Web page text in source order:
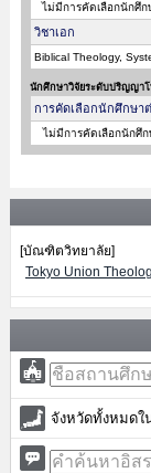
ไม่มีการคัดเลือกนักศึ
วิชาเอก
Biblical Theology,
นักศึกษาวิจัยระดับปริญญา
การคัดเลือกนักศึกษา
ไม่มีการคัดเลือกนักศึ
[บัณฑิตวิทยาลัย]
Tokyo Union
จังหวัดทั้งหมดใ